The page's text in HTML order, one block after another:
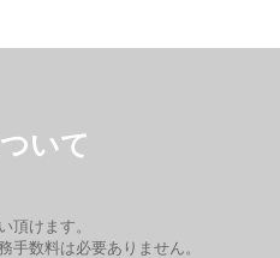
いて
頂けます。
手数料は必要ありません。